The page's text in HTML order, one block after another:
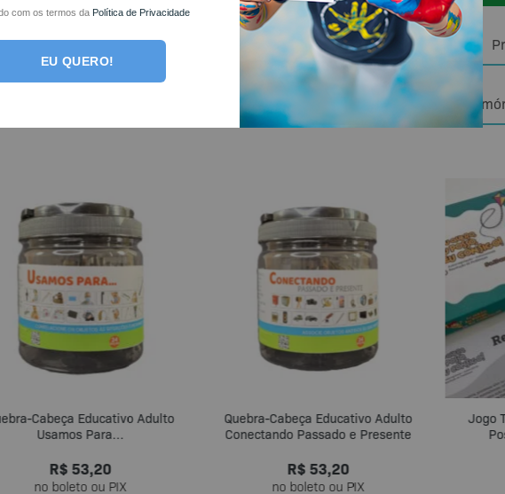
Brinquedos que Esticam Coordenação Motora
Estimulação Cognitiva,
Cabeça Educativo Adulto
Usamos Para…
R$ 53,20
Quebra-Cabeça Educativo Adulto
Conectando Passado e Presente
R$53,20
Jogo
com os termos da Política de Privacidade
EU QUERO!